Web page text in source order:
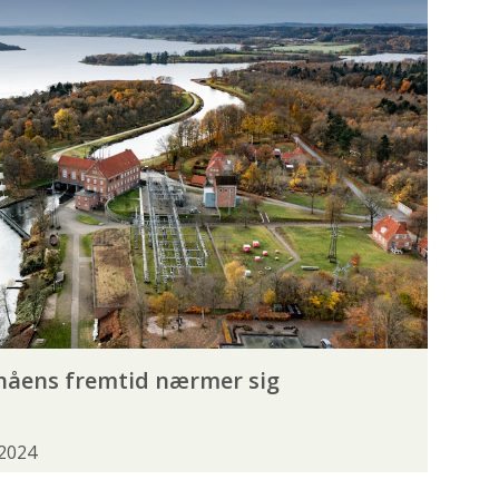
ISFISKERI KAJAKFISKERI
SPINNEFISKERI SURFCASTING
BRØDING BÆKLAMPRET BÆKØRRED
GRÆSKARPE GRÅHAJ
HAVØRRED HAVÅL HELLEFISK
KARUSSE
fremtid nærmer sig